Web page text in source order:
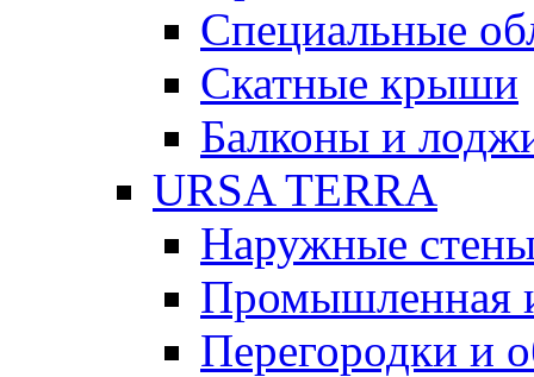
Специальные
Скатные крыши
Балконы и
URSA TERRA
Наружные
Промышленная
Перегородки и